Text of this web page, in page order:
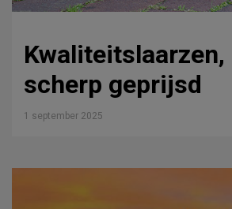
Kwaliteitslaarzen,
scherp geprijsd
1 september 2025